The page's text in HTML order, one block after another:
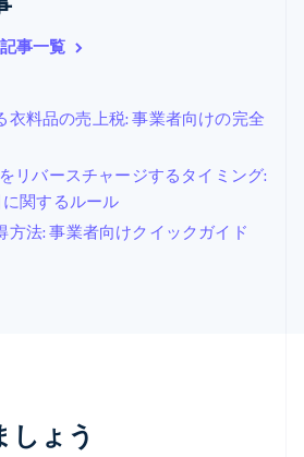
事一覧
衣料品の売上税: 事業者向けの完全
リバースチャージするタイミング:
関するルール
方法: 事業者向けクイックガイド
しょう